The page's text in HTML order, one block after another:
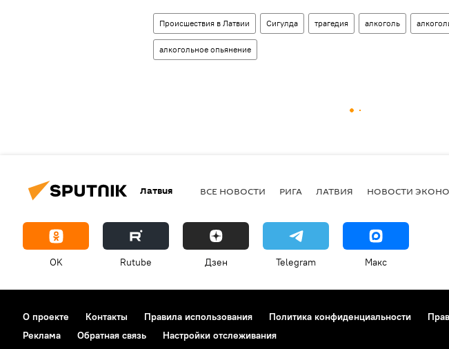
Происшествия в Латвии Сигулда трагедия алкоголь
алкогольное опьянение
Латвия ВСЕ НОВОСТИ РИГА ЛАТВИЯ НОВОСТИ
OK Rutube Дзен Telegram Макс
О проекте Контакты Правила использования Политика конфиденциальности
Реклама
Обратная связь Настройки отслеживания